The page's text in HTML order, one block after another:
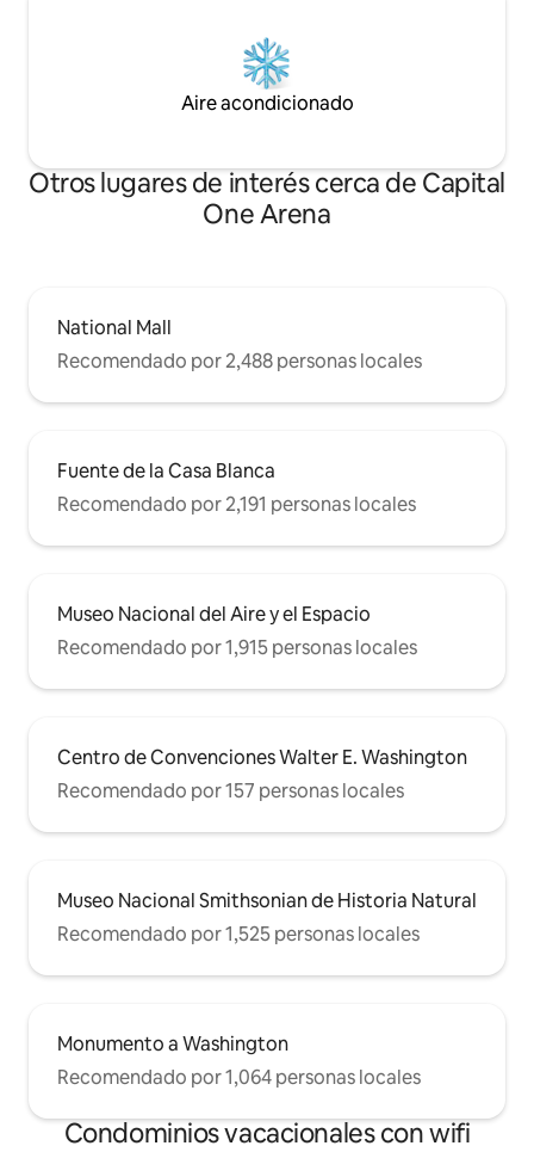
Aire acondicionado
Otros lugares de interés cerca de Capital
One Arena
National Mall
Recomendado por 2,488 personas locales
Fuente de la Casa Blanca
Recomendado por 2,191 personas locales
Museo Nacional del Aire y el Espacio
Recomendado por 1,915 personas locales
Centro de Convenciones Walter E. Washington
Recomendado por 157 personas locales
Museo Nacional Smithsonian de Historia Natural
Recomendado por 1,525 personas locales
Monumento a Washington
Recomendado por 1,064 personas locales
Condominios vacacionales con wifi